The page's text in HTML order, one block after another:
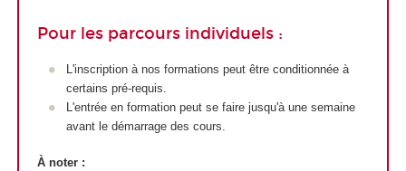
Pour les parcours individuels :
L'inscription à nos formations peut être conditionnée à
certains pré-requis.
L'entrée en formation peut se faire jusqu'à une semaine
avant le démarrage des cours.
À noter :